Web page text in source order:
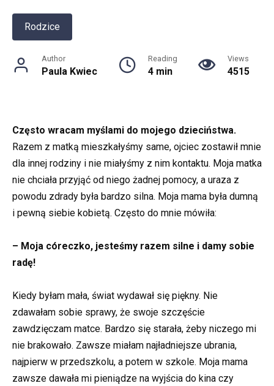
Rodzice
Author
Paula Kwiec
Reading
4 min
Views
4515
Często wracam myślami do mojego dzieciństwa.
Razem z matką mieszkałyśmy same, ojciec zostawił mnie
dla innej rodziny i nie miałyśmy z nim kontaktu. Moja matka
nie chciała przyjąć od niego żadnej pomocy, a uraza z
powodu zdrady była bardzo silna. Moja mama była dumną
i pewną siebie kobietą. Często do mnie mówiła:
– Moja córeczko, jesteśmy razem silne i damy sobie
radę!
Kiedy byłam mała, świat wydawał się piękny. Nie
zdawałam sobie sprawy, że swoje szczęście
zawdzięczam matce. Bardzo się starała, żeby niczego mi
nie brakowało. Zawsze miałam najładniejsze ubrania,
najpierw w przedszkolu, a potem w szkole. Moja mama
zawsze dawała mi pieniądze na wyjścia do kina czy